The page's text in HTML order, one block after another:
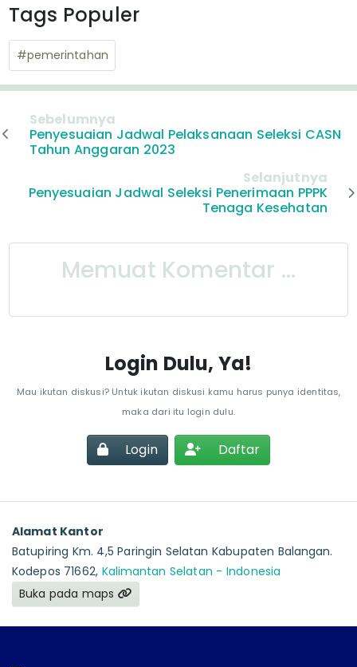
Tags Populer
#pemerintahan
Sebelumnya
Penyesuaian Jadwal Pelaksanaan Seleksi CASN
Tahun Anggaran 2023
Selanjutnya
Penyesuaian Jadwal Seleksi Penerimaan PPPK
Tenaga Kesehatan
Memuat Komentar ...
Login Dulu, Ya!
Mau ikutan diskusi? Untuk ikutan diskusi kamu harus punya identitas,
maka dari itu login dulu.
Login Daftar
Alamat Kantor
Batupiring Km. 4,5 Paringin Selatan Kabupaten Balangan.
Kodepos 71662, Kalimantan Selatan - Indonesia
Buka pada maps